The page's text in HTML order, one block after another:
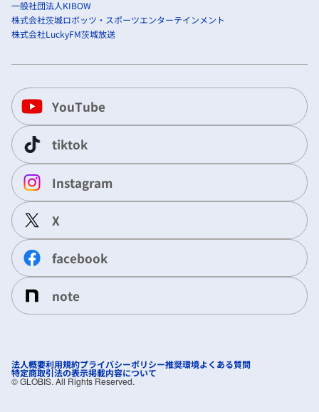
一般社団法人KIBOW
株式会社茨城ロボッツ・スポーツエンターテインメント
株式会社LuckyFM茨城放送
YouTube
tiktok
Instagram
X
facebook
note
法人概要利用規約プライバシーポリシー推奨環境よくある質問
特定商取引法の表示掲載内容について
©︎ GLOBIS. All Rights Reserved.